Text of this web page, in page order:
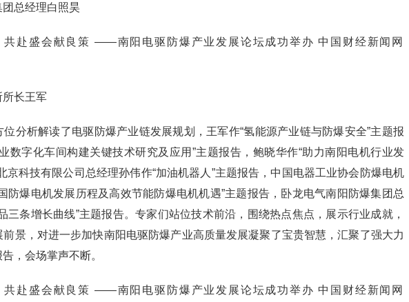
总经理白照昊
所长王军
分析解读了电驱防爆产业链发展规划，王军作“氢能源产业链与防爆安全”主题报
数字化车间构建关键技术研究及应用”主题报告，鲍晓华作“助力南阳电机行业发
京科技有限公司总经理孙伟作“加油机器人”主题报告，中国电器工业协会防爆电机
防爆电机发展历程及高效节能防爆电机机遇”主题报告，卧龙电气南阳防爆集团总
三条增长曲线”主题报告。专家们站位技术前沿，围绕热点焦点，展示行业成就，
景，对进一步加快南阳电驱防爆产业高质量发展凝聚了宝贵智慧，汇聚了强大力
，会场掌声不断。